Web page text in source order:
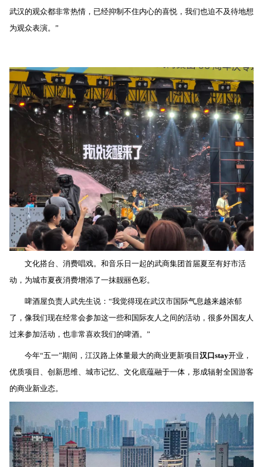
武汉的观众都非常热情，已经抑制不住内心的喜悦，我们也迫不及待地想
为观众表演。”
文化搭台、消费唱戏。和音乐日一起的武商集团首届夏至有好市活
动，为城市夏夜消费增添了一抹靓丽色彩。
啤酒屋负责人武先生说：“我觉得现在武汉市国际气息越来越浓郁
了，像我们现在经常会参加这一些和国际友人之间的活动，很多外国友人
过来参加活动，也非常喜欢我们的啤酒。”
今年“五一”期间，江汉路上体量最大的商业更新项目 汉口stay开业，
优质项目、创新思维、城市记忆、文化底蕴融于一体，形成辐射全国游客
的商业新业态。